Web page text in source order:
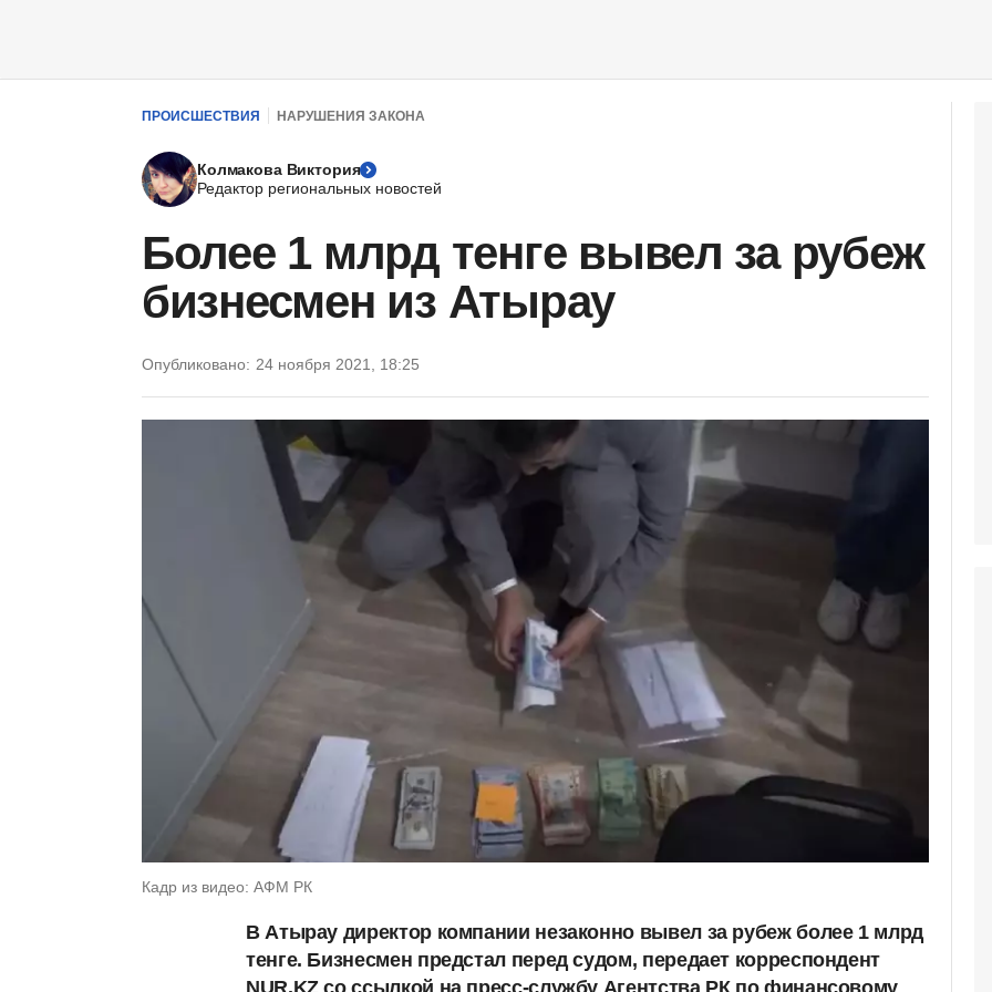
ПРОИСШЕСТВИЯ НАРУШЕНИЯ ЗАКОНА
Колмакова Виктория
Редактор региональных новостей
Более 1 млрд тенге вывел за рубеж
бизнесмен из Атырау
Опубликовано: 24 ноября 2021, 18:25
Кадр из видео: АФМ РК
В Атырау директор компании незаконно вывел за рубеж более 1 млрд
тенге. Бизнесмен предстал перед судом, передает корреспондент
NUR.KZ со ссылкой на пресс-службу Агентства РК по финансовому